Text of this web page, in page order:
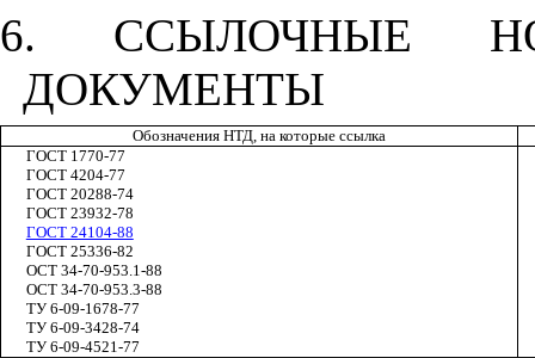
6. ССЫЛОЧНЫЕ
ДОКУМЕНТЫ
Обозначения НТД, на которые ссылка
ГОСТ 1770-77
ГОСТ 4204-77
ГОСТ 20288-74
ГОСТ 23932-78
ГОСТ 24104-88
ГОСТ 25336-82
ОСТ 34-70-953.1-88
ОСТ 34-70-953.3-88
ТУ 6-09-1678-77
ТУ 6-09-3428-74
ТУ 6-09-4521-77